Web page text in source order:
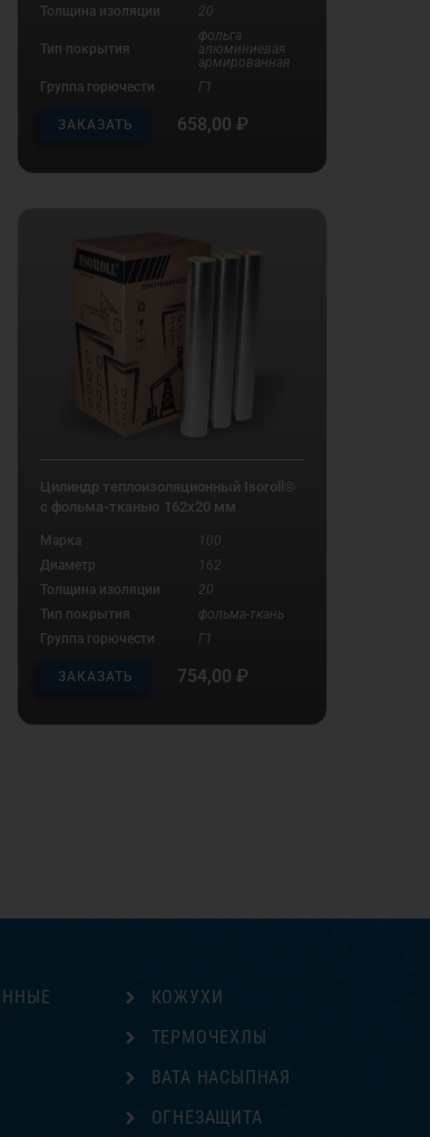
Толщина изоляции
20
Тип покрытия
фольга
алюминиевая
армированная
Группа горючести
Г1
ЗАКАЗАТЬ 658,00 ₽
Цилиндр теплоизоляционный Isoroll®
с фольма-тканью 162х20 мм
Марка
100
Диаметр
162
Толщина изоляции
20
Тип покрытия
фольма-ткань
Группа горючести
Г1
ЗАКАЗАТЬ 754,00 ₽
КОЖУХИ
ТЕРМОЧЕХЛЫ
ВАТА НАСЫПНАЯ
ОГНЕЗАЩИТА